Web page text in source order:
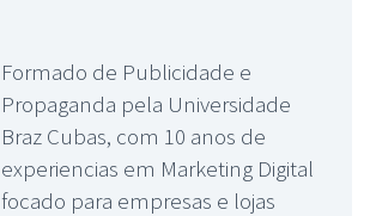
Formado de Publicidade e
Propaganda pela Universidade
Braz Cubas, com 10 anos de
experiencias em Marketing Digital
focado para empresas e lojas